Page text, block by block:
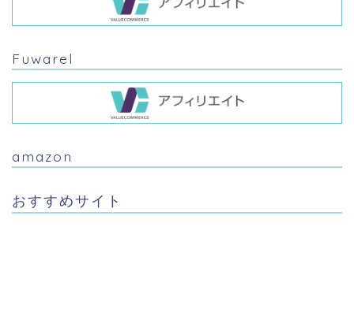
Fuwarel
amazon
おすすめサイト